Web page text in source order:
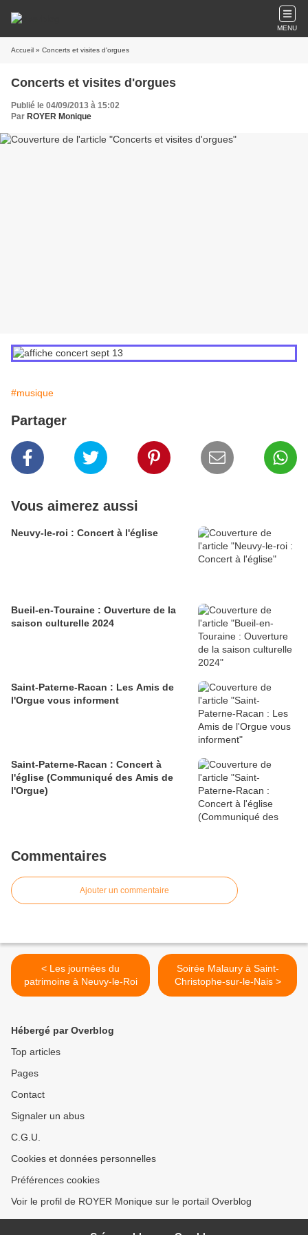
MENU
Accueil » Concerts et visites d'orgues
Concerts et visites d'orgues
Publié le 04/09/2013 à 15:02
Par ROYER Monique
#musique
Partager
Vous aimerez aussi
Neuvy-le-roi : Concert à l'église
Bueil-en-Touraine : Ouverture de la
saison culturelle 2024
Saint-Paterne-Racan : Les Amis de
l'Orgue vous informent
Saint-Paterne-Racan : Concert à
l'église (Communiqué des Amis de
l'Orgue)
Commentaires
Ajouter un commentaire
< Les journées du
patrimoine à Neuvy-le-Roi
Soirée Malaury à Saint-
Christophe-sur-le-Nais >
Hébergé par Overblog
Top articles
Pages
Contact
Signaler un abus
C.G.U.
Cookies et données personnelles
Préférences cookies
Voir le profil de ROYER Monique sur le portail Overblog